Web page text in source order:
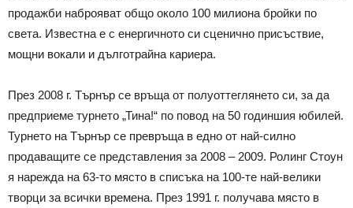
продажби наброяват общо около 100 милиона бройки по
света. Известна е с енергичното си сценично присъствие,
мощни вокали и дълготрайна кариера.
През 2008 г. Търнър се връща от полуоттеглянето си, за да
предприеме турнето „Тина!“ по повод на 50 годиншия юбилей.
Турнето на Търнър се превръща в едно от най-силно
продаващите се представления за 2008 – 2009. Ролинг Стоун
я нарежда на 63-то място в списъка на 100-те най-велики
творци за всички времена. През 1991 г. получава място в